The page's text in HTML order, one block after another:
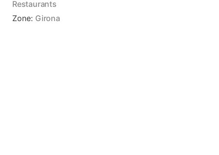
Restaurants
Zone: Girona